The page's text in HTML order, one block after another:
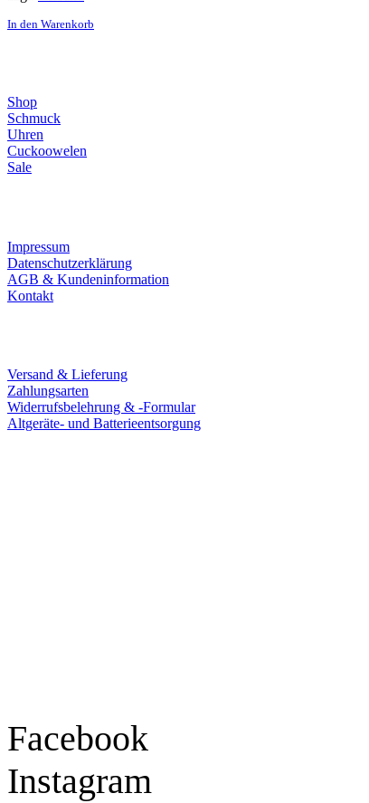
In den Warenkorb
Shop
Schmuck
Uhren
Cuckoowelen
Sale
Impressum
Datenschutzerklärung
AGB & Kundeninformation
Kontakt
Versand & Lieferung
Zahlungsarten
Widerrufsbelehrung & -Formular
Altgeräte- und Batterieentsorgung
Facebook
Instagram